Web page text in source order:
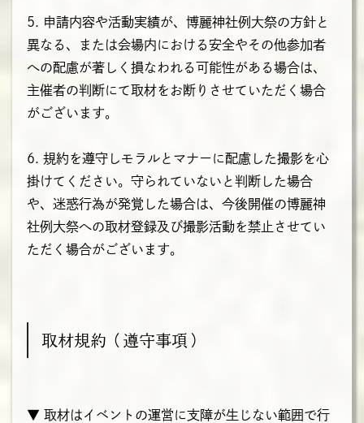
5. 申請内容や活動実績が、博麗神社例大祭の方針と
異なる、または会場内における安全やその他参加者
への配慮が著しく損なわれる可能性がある場合は、
主催者の判断にて取材をお断りさせていただく場合
がございます。
6. 規約を遵守しモラルとマナーに配慮した撮影を心
掛けてください。守られていないと判断した場合
や、迷惑行為が発覚した場合は、今後開催の博麗神
社例大祭への取材登録及び撮影活動を禁止させてい
ただく場合がございます。
取材規約（遵守事項）
▼ 取材はイベントの運営に支障が生じない範囲で行